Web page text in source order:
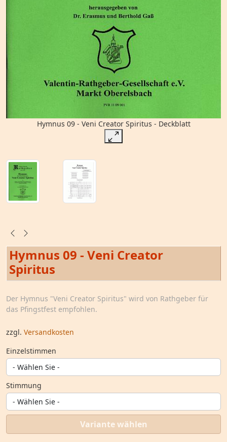
Hymnus 09 - Veni Creator Spiritus - Deckblatt
Hymnus 09 - Veni Creator
Spiritus
Der Hymnus "Veni Creator Spiritus" wird von Rathgeber für
das Pfingstfest empfohlen.
zzgl. Versandkosten
Einzelstimmen
Stimmung
Variante wählen